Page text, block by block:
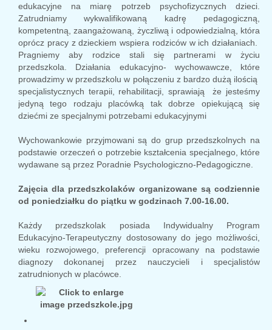
edukacyjne na miarę potrzeb psychofizycznych dzieci.
Zatrudniamy wykwalifikowaną kadrę pedagogiczną,
kompetentną, zaangażowaną, życzliwą i odpowiedzialną, która
oprócz pracy z dzieckiem wspiera rodziców w ich działaniach.
Pragniemy aby rodzice stali się partnerami w życiu
przedszkola. Działania edukacyjno- wychowawcze, które
prowadzimy w przedszkolu w połączeniu z bardzo dużą ilością
specjalistycznych terapii, rehabilitacji, sprawiają że jesteśmy
jedyną tego rodzaju placówką tak dobrze opiekującą się
dziećmi ze specjalnymi potrzebami edukacyjnymi
Wychowankowie przyjmowani są do grup przedszkolnych na
podstawie orzeczeń o potrzebie kształcenia specjalnego, które
wydawane są przez Poradnie Psychologiczno-Pedagogiczne.
Zajęcia dla przedszkolaków organizowane są codziennie
od poniedziałku do piątku w godzinach 7.00-16.00.
Każdy przedszkolak posiada Indywidualny Program
Edukacyjno-Terapeutyczny dostosowany do jego możliwości,
wieku rozwojowego, preferencji opracowany na podstawie
diagnozy dokonanej przez nauczycieli i specjalistów
zatrudnionych w placówce.